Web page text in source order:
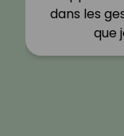
Live avec